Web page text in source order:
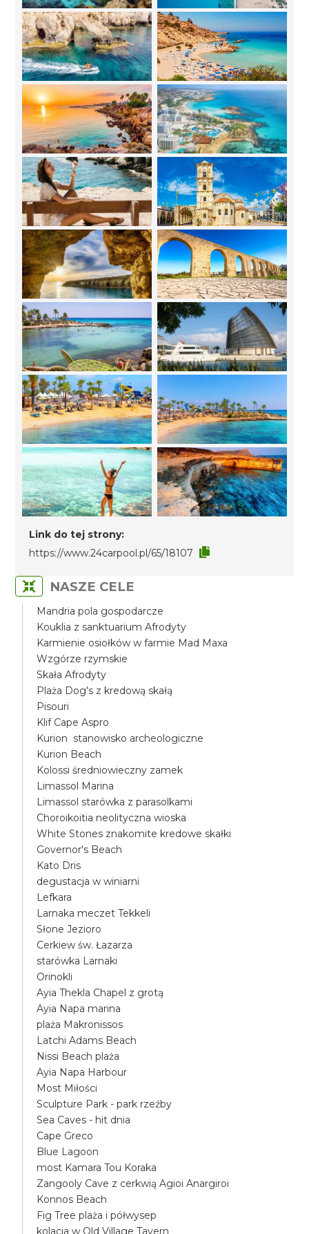
Link do tej strony:
https://www.24carpool.pl/65/18107
NASZE CELE
Mandria pola gospodarcze
Kouklia z sanktuarium Afrodyty
Karmienie osiołków w farmie Mad Maxa
Wzgórze rzymskie
Skała Afrodyty
Plaża Dog's z kredową skałą
Pisouri
Klif Cape Aspro
Kurion stanowisko archeologiczne
Kurion Beach
Kolossi średniowieczny zamek
Limassol Marina
Limassol starówka z parasolkami
Choroikoitia neolityczna wioska
White Stones znakomite kredowe skałki
Governor's Beach
Kato Dris
degustacja w winiarni
Lefkara
Larnaka meczet Tekkeli
Słone Jezioro
Cerkiew św. Łazarza
starówka Larnaki
Orinokli
Ayia Thekla Chapel z grotą
Ayia Napa marina
plaża Makronissos
Latchi Adams Beach
Nissi Beach plaża
Ayia Napa Harbour
Most Miłości
Sculpture Park - park rzeźby
Sea Caves - hit dnia
Cape Greco
Blue Lagoon
most Kamara Tou Koraka
Zangooly Cave z cerkwią Agioi Anargiroi
Konnos Beach
Fig Tree plaża i półwysep
kolacja w Old Village Tavern